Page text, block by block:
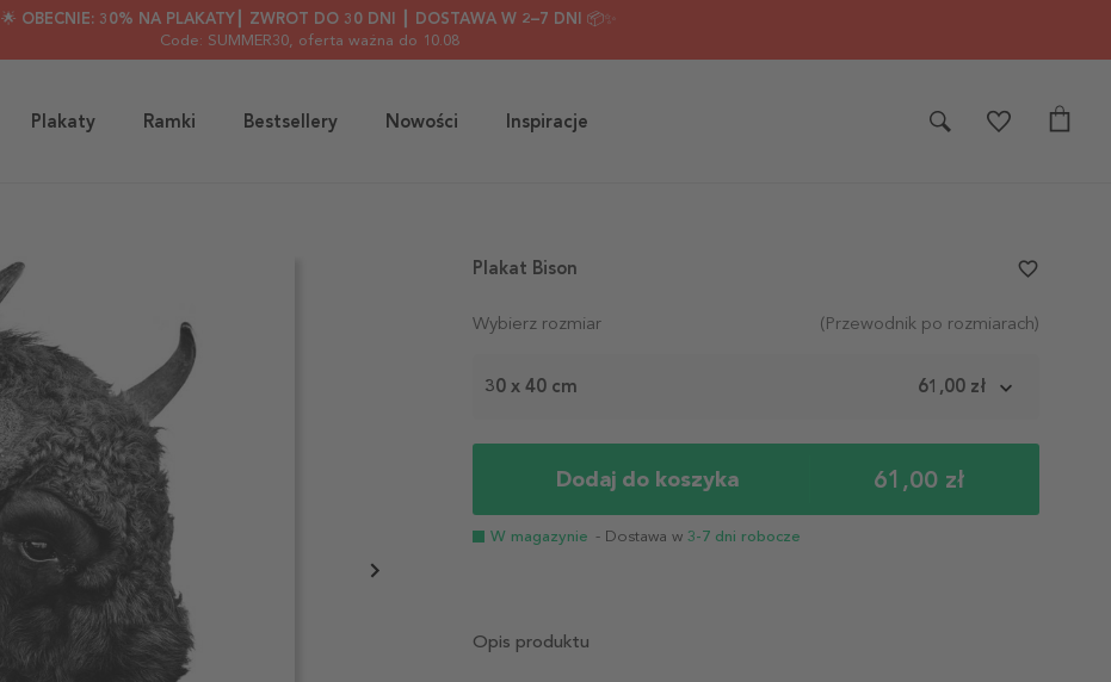
🌟 OBECNIE: 30% NA PLAKATY┃ ZWROT DO 30 DNI ┃ DOSTAWA W 2–7 DNI 📦✨
Code: SUMMER30, oferta ważna do 10.08
Plakaty Ramki Bestsellery Nowości Inspiracje
Wybierz rozmiar (Przewodnik po rozmiarach)
30 x 40 cm 61,00 zł
Dodaj do koszyka 61,00 zł
W magazynie - Dostawa w 3-7 dni robocze
Plakat Bison favorite_border
Opis produktu